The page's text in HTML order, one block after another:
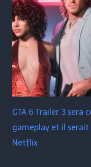
GTA 6 Trailer 3 sera
gameplay et il
Netflix